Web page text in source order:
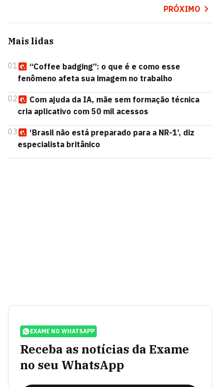
PRÓXIMO
Mais lidas
01
“Coffee badging”: o que é e como esse
fenômeno afeta sua imagem no trabalho
02
Com ajuda da IA, mãe sem formação técnica
cria aplicativo com 50 mil acessos
03
‘Brasil não está preparado para a NR-1’, diz
especialista britânico
EXAME NO WHATSAPP
Receba as notícias da Exame
no seu WhatsApp